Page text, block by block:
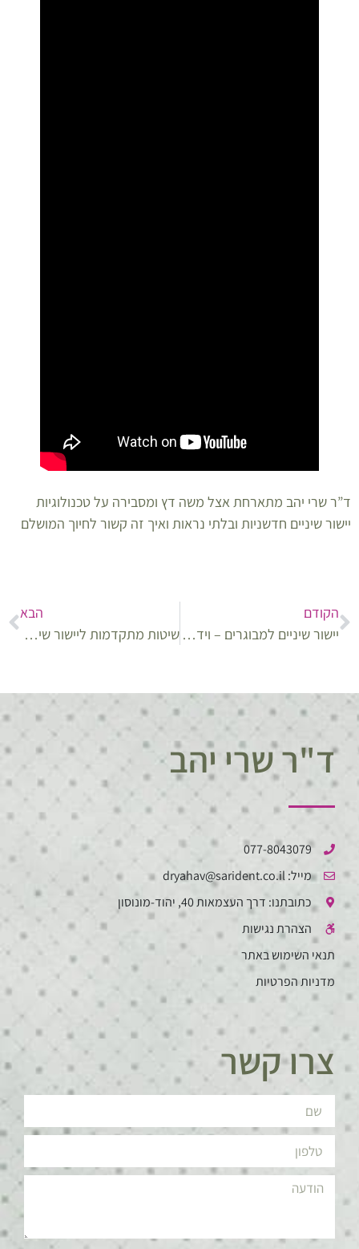
ד”ר שרי יהב מתארחת אצל משה דץ ומסבירה על טכנולוגיות
יישור שיניים חדשניות ובלתי נראות ואיך זה קשור לחיוך המושלם
הקודם
יישור שיניים למבוגרים – וידאו מטופלים מספרים
הבא
שיטות מתקדמות ליישור שיניים בילדים ובמבוגרים
ד"ר שרי יהב
077-8043079
מייל: dryahav@sarident.co.il
כתובתנו: דרך העצמאות 40, יהוד-מונוסון
הצהרת נגישות
תנאי השימוש באתר
מדניות הפרטיות
צרו קשר